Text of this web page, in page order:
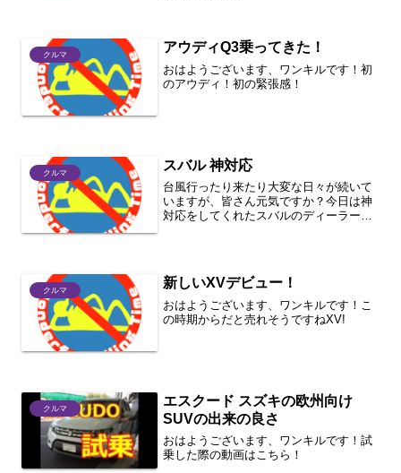
クルマ アウディQ3乗ってきた！
おはようございます、ワンキルです！初
のアウディ！初の緊張感！
クルマ スバル 神対応
台風行ったり来たり大変な日々が続いて
いますが、皆さん元気ですか？今日は神
対応をしてくれたスバルのディーラーと
こうなるという、お手本を...
クルマ 新しいXVデビュー！
おはようございます、ワンキルです！こ
の時期からだと売れそうですねXV!
クルマ
エスクード スズキの欧州向け
SUVの出来の良さ
おはようございます、ワンキルです！試
乗した際の動画はこちら！